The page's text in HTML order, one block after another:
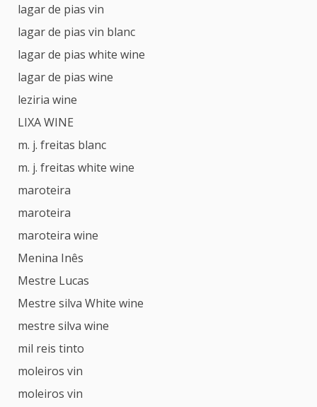
lagar de pias vin
lagar de pias vin blanc
lagar de pias white wine
lagar de pias wine
leziria wine
LIXA WINE
m. j. freitas blanc
m. j. freitas white wine
maroteira
maroteira
maroteira wine
Menina Inês
Mestre Lucas
Mestre silva White wine
mestre silva wine
mil reis tinto
moleiros vin
moleiros vin